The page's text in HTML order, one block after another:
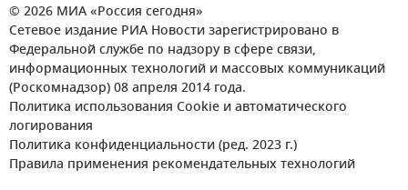
© 2026 МИА «Россия сегодня»
Сетевое издание РИА Новости зарегистрировано в
Федеральной службе по надзору в сфере связи,
информационных технологий и массовых коммуникаций
(Роскомнадзор) 08 апреля 2014 года.
Политика использования Cookie и автоматического
логирования
Политика конфиденциальности (ред. 2023 г.)
Правила применения рекомендательных технологий